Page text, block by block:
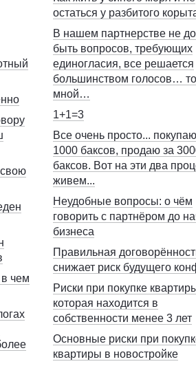
свою
чем
остаться у разбитого
В нашем партнерстве не
быть вопросов, требующих
единогласия, все решается
большинством голосов…
мной…
1+1=3
Все очень просто...
1000 баксов, продаю за
баксов. Вот на эти два
живем...
Неудобные вопросы: о чём
говорить с партнёром до
бизнеса
Правильная
снижает риск будущего
Риски при покупке
которая находится в
собственности менее 3 лет
Основные риски при
квартиры в новостройке